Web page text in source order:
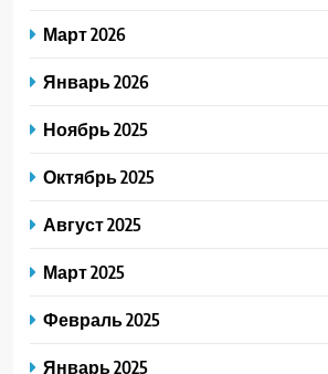
Март 2026
Январь 2026
Ноябрь 2025
Октябрь 2025
Август 2025
Март 2025
Февраль 2025
Январь 2025